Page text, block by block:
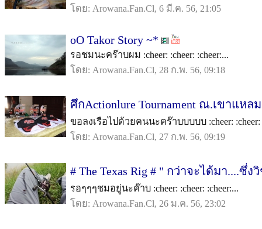
โดย: Arowana.Fan.Cl, 6 มี.ค. 56, 21:05
oO Takor Story ~*
รอชมนะคร๊าบผม :cheer: :cheer: :cheer:...
โดย: Arowana.Fan.Cl, 28 ก.พ. 56, 09:18
ศึกActionlure Tournament ณ.เขาแหลม
ขอลงเรือไปด้วยคนนะคร๊าบบบบบ :cheer: :cheer:
โดย: Arowana.Fan.Cl, 27 ก.พ. 56, 09:19
# The Texas Rig # " กว่าจะได้มา....ซึ่ง
รอๆๆๆชมอยู่นะค๊าบ :cheer: :cheer: :cheer:...
โดย: Arowana.Fan.Cl, 26 ม.ค. 56, 23:02